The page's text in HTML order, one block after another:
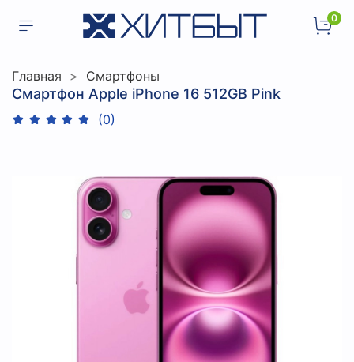
0
Главная Смартфоны
Смартфон Apple iPhone 16 512GB Pink
(0)